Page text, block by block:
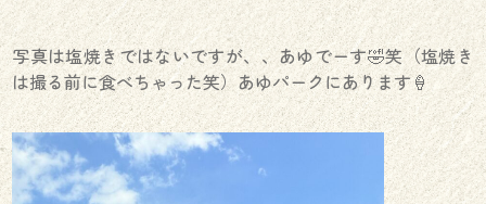
写真は塩焼きではないですが、、あゆでーす🤣笑（塩焼き
は撮る前に食べちゃった笑）あゆパークにあります🍦